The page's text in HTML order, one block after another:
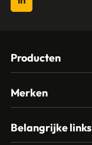
Producten
Glasbewassing
Materialen
Merken
Belangrijke links